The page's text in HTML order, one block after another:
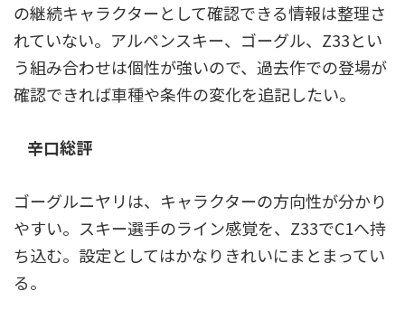
の継続キャラクターとして確認できる情報は整理さ
れていない。アルペンスキー、ゴーグル、Z33とい
う組み合わせは個性が強いので、過去作での登場が
確認できれば車種や条件の変化を追記したい。
辛口総評
ゴーグルニヤリは、キャラクターの方向性が分かり
やすい。スキー選手のライン感覚を、Z33でC1へ持
ち込む。設定としてはかなりきれいにまとまってい
る。